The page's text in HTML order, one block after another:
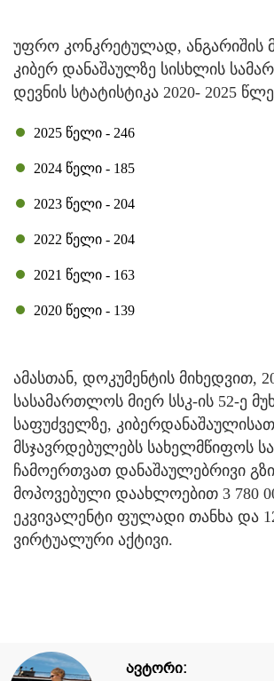
უფრო კონკრეტულად, ანგარიშის
კიბერ დანაშაულზე სისხლის
დევნის სტატისტიკა 2020- ­2025
2025 წელი - 246
2024 წელი - 185
2023 წელი - 204
2022 წელი - 204
2021 წელი - 163
2020 წელი - 139
ამასთან, დოკუმენტის მიხედვით,
სასამართლოს მიერ სსკ-ის 52-ე
საფუძველზე,
მსჯავრდებულებს სახელმწიფოს
ჩამოერთვათ დანაშაულებრივი
მოპოვებული დაახლოებით 3 780
ეკვივალენტი ფულადი თანხა და
ვირტუალური აქტივი.
ავტორი: